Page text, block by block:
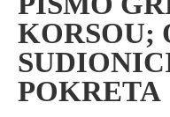
KORSOU;
POKRETA